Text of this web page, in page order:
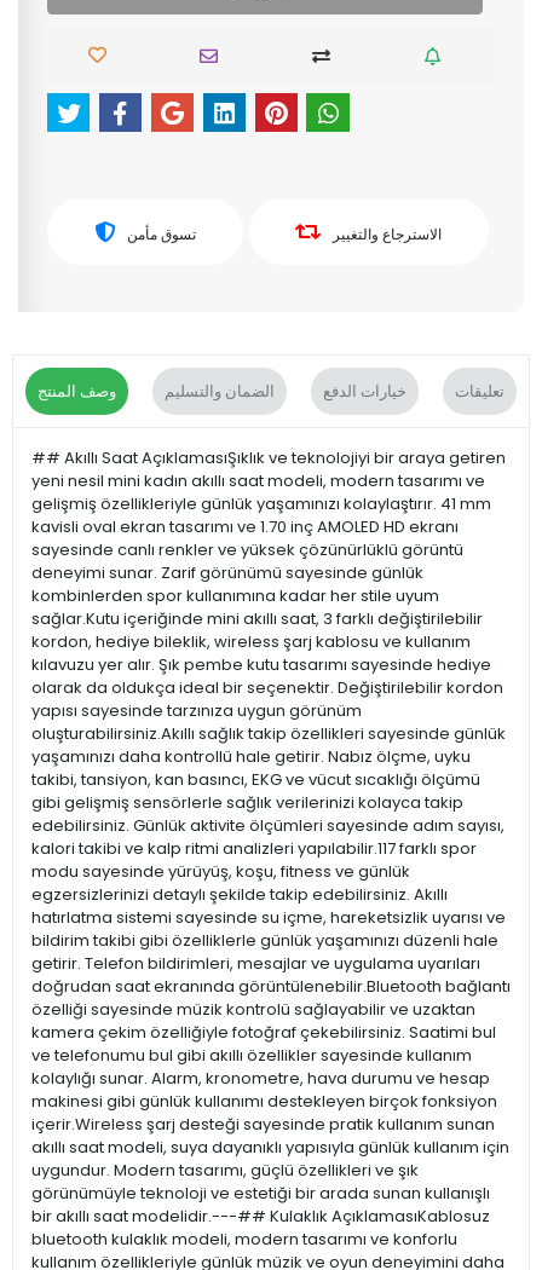
تسوق مأمن الاسترجاع والتغيير
وصف المنتج الضمان والتسليم خيارات الدفع تعليقات
## Akıllı Saat AçıklamasıŞıklık ve teknolojiyi bir araya getiren
yeni nesil mini kadın akıllı saat modeli, modern tasarımı ve
gelişmiş özellikleriyle günlük yaşamınızı kolaylaştırır. 41 mm
kavisli oval ekran tasarımı ve 1.70 inç AMOLED HD ekranı
sayesinde canlı renkler ve yüksek çözünürlüklü görüntü
deneyimi sunar. Zarif görünümü sayesinde günlük
kombinlerden spor kullanımına kadar her stile uyum
sağlar.Kutu içeriğinde mini akıllı saat, 3 farklı değiştirilebilir
kordon, hediye bileklik, wireless şarj kablosu ve kullanım
kılavuzu yer alır. Şık pembe kutu tasarımı sayesinde hediye
olarak da oldukça ideal bir seçenektir. Değiştirilebilir kordon
yapısı sayesinde tarzınıza uygun görünüm
oluşturabilirsiniz.Akıllı sağlık takip özellikleri sayesinde günlük
yaşamınızı daha kontrollü hale getirir. Nabız ölçme, uyku
takibi, tansiyon, kan basıncı, EKG ve vücut sıcaklığı ölçümü
gibi gelişmiş sensörlerle sağlık verilerinizi kolayca takip
edebilirsiniz. Günlük aktivite ölçümleri sayesinde adım sayısı,
kalori takibi ve kalp ritmi analizleri yapılabilir.117 farklı spor
modu sayesinde yürüyüş, koşu, fitness ve günlük
egzersizlerinizi detaylı şekilde takip edebilirsiniz. Akıllı
hatırlatma sistemi sayesinde su içme, hareketsizlik uyarısı ve
bildirim takibi gibi özelliklerle günlük yaşamınızı düzenli hale
getirir. Telefon bildirimleri, mesajlar ve uygulama uyarıları
doğrudan saat ekranında görüntülenebilir.Bluetooth bağlantı
özelliği sayesinde müzik kontrolü sağlayabilir ve uzaktan
kamera çekim özelliğiyle fotoğraf çekebilirsiniz. Saatimi bul
ve telefonumu bul gibi akıllı özellikler sayesinde kullanım
kolaylığı sunar. Alarm, kronometre, hava durumu ve hesap
makinesi gibi günlük kullanımı destekleyen birçok fonksiyon
içerir.Wireless şarj desteği sayesinde pratik kullanım sunan
akıllı saat modeli, suya dayanıklı yapısıyla günlük kullanım için
uygundur. Modern tasarımı, güçlü özellikleri ve şık
görünümüyle teknoloji ve estetiği bir arada sunan kullanışlı
bir akıllı saat modelidir.---## Kulaklık AçıklamasıKablosuz
bluetooth kulaklık modeli, modern tasarımı ve konforlu
kullanım özellikleriyle günlük müzik ve oyun deneyimini daha